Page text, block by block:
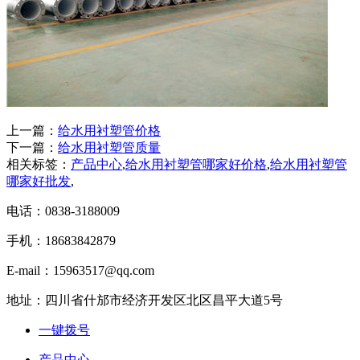
上一篇： 给水用衬塑管价格
下一篇： 给水用衬塑管质量
相关标签： 产品中心,给水用衬塑管哪家好价格,给水用衬塑管
哪家好批发,
电话：0838-3188009
手机：18683842879
E-mail：15963517@qq.com
地址：四川省什邡市经济开发区北区昌平大道5号
一键拨号